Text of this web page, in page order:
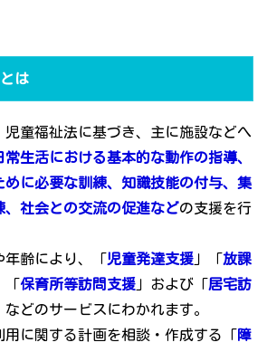
は
児童福祉法に基づき、主に施設などへ
常生活における基本的な動作の指導、
めに必要な訓練、知識技能の付与、集
、社会との交流の促進などの支援を行
年齢により、「児童発達支援 」「放課
「保育所等訪問支援 」および「居宅訪
などのサービスにわかれます。
用に関する計画を相談・作成する「障